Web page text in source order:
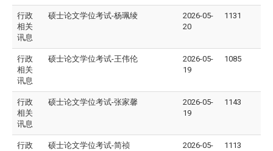
行政
相关
讯息
硕士论文学位考试-杨珮绫
2026-05-
20
1131
行政
相关
讯息
硕士论文学位考试-王伟伦
2026-05-
19
1085
行政
相关
讯息
硕士论文学位考试-张家馨
2026-05-
19
1143
行政
硕士论文学位考试-简祯
2026-05-
1113